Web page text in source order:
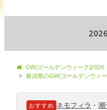
GW(ゴールデンウィーク)2026
新潟県のGW(ゴールデンウィ
おすすめ ネモフィラ ・ 潮